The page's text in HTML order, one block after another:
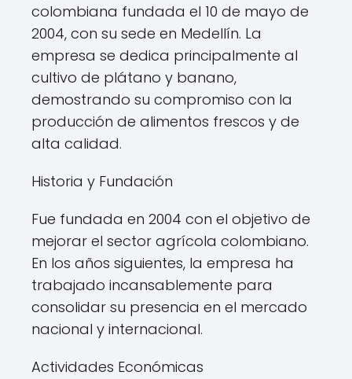
colombiana fundada el 10 de mayo de
2004, con su sede en Medellín. La
empresa se dedica principalmente al
cultivo de plátano y banano,
demostrando su compromiso con la
producción de alimentos frescos y de
alta calidad.
Historia y Fundación
Fue fundada en 2004 con el objetivo de
mejorar el sector agrícola colombiano.
En los años siguientes, la empresa ha
trabajado incansablemente para
consolidar su presencia en el mercado
nacional y internacional.
Actividades Económicas